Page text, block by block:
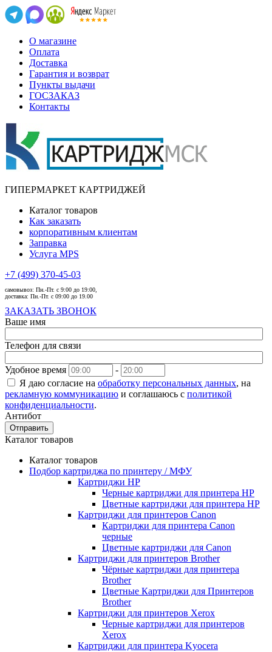
О магазине
Оплата
Доставка
Гарантия и возврат
Пункты выдачи
ГОСЗАКАЗ
Контакты
ГИПЕРМАРКЕТ КАРТРИДЖЕЙ
Каталог товаров
Как заказать
корпоративным клиентам
Заправка
Услуга MPS
+7 (499) 370-45-03
самовывоз: Пн.-Пт. с 9:00 до 19:00,
доставка: Пн.-Пт. с 09:00 до 19.00
ЗАКАЗАТЬ ЗВОНОК
Ваше имя
Телефон для связи
Удобное время
-
Я даю согласие на обработку персональных данных, на
рекламную коммуникацию и соглашаюсь с политикой
конфиденциальности.
Антибот
Отправить
Каталог товаров
Каталог товаров
Подбор картриджа по принтеру / МФУ
Картриджи HP
Черные картриджи для принтера HP
Цветные картриджи для принтера HP
Картриджи для принтеров Сanon
Картриджи для принтера Сanon
черные
Цветные картриджи для Сanon
Картриджи для принтеров Brother
Чёрные картриджи для принтера
Brother
Цветные Картриджи для Принтеров
Brother
Картриджи для принтеров Xerox
Черные картриджи для принтеров
Xerox
Картриджи для принтера Kyocera